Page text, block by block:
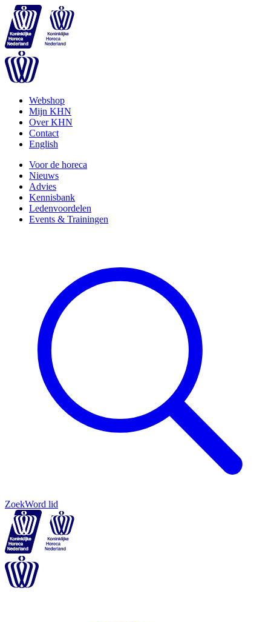
Webshop
Mijn KHN
Over KHN
Contact
English
Voor de horeca
Nieuws
Advies
Kennisbank
Ledenvoordelen
Events & Trainingen
ZoekWord lid